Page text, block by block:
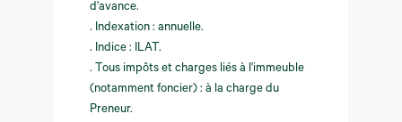
d'avance.
. Indexation : annuelle.
. Indice : ILAT.
. Tous impôts et charges liés à l'immeuble
(notamment foncier) : à la charge du
Preneur.